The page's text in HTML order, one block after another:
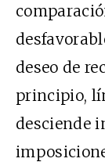
deseo de
principio,
desciende